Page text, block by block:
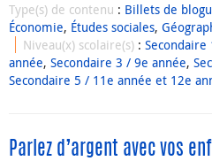
Type(s) de contenu : Billets de
Économie, Études sociales,
Niveau(x) scolaire(s) :Secondaire
année, Secondaire 3 / 9e année,
Secondaire 5 / 11e année et 12e
Parlez d’argent avec vos